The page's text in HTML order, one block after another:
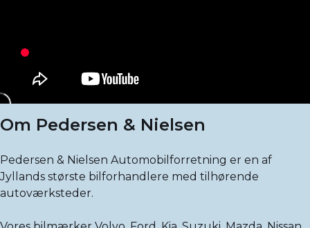
Om Pedersen & Nielsen
Pedersen & Nielsen Automobilforretning er en af
Jyllands største bilforhandlere med tilhørende
autoværksteder.